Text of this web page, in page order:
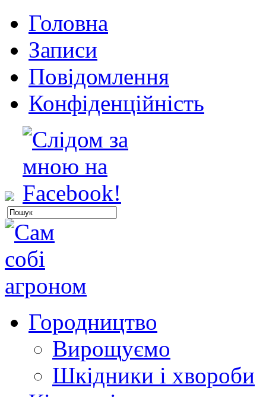
Головна
Записи
Повідомлення
Конфіденційність
Городництво
Вирощуємо
Шкідники і хвороби